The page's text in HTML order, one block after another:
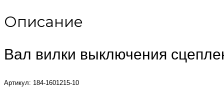
Описание
Вал вилки выключения
Артикул: 184-1601215-10